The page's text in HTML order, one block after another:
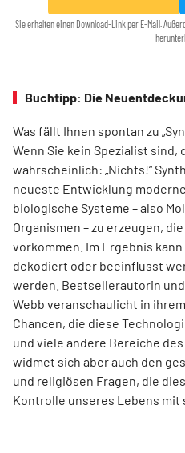
Sie erhalten einen Download-Link per E-Mail.
Buchtipp: Die
Was fällt Ihnen spontan zu
Wenn Sie kein Spezia­list
wahrscheinlich: „Nichts!“
neueste Entwicklung
biologische Systeme – also
Organismen – zu erzeugen,
vorkommen. Im Ergebnis
dekodiert oder beeinflusst
werden. Best­sellerautorin
Webb veranschaulicht in
Chancen, die diese
und viele andere Bereiche
widmet sich aber auch den
und religiösen Fragen, die
Kontrolle unseres Lebens mit